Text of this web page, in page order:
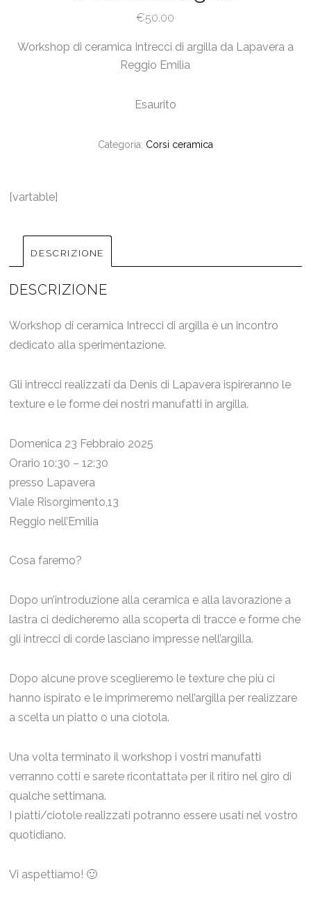
€50.00
Workshop di ceramica Intrecci di argilla da Lapavera a
Reggio Emilia
Esaurito
Categoria: Corsi ceramica
[vartable]
DESCRIZIONE
DESCRIZIONE
Workshop di ceramica Intrecci di argilla è un incontro
dedicato alla sperimentazione.
Gli intrecci realizzati da Denis di Lapavera ispireranno le
texture e le forme dei nostri manufatti in argilla.
Domenica 23 Febbraio 2025
Orario 10:30 – 12:30
presso Lapavera
Viale Risorgimento,13
Reggio nell’Emilia
Cosa faremo?
Dopo un’introduzione alla ceramica e alla lavorazione a
lastra ci dedicheremo alla scoperta di tracce e forme che
gli intrecci di corde lasciano impresse nell’argilla.
Dopo alcune prove sceglieremo le texture che più ci
hanno ispirato e le imprimeremo nell’argilla per realizzare
a scelta un piatto o una ciotola.
Una volta terminato il workshop i vostri manufatti
verranno cotti e sarete ricontattatə per il ritiro nel giro di
qualche settimana.
I piatti/ciotole realizzati potranno essere usati nel vostro
quotidiano.
Vi aspettiamo! 🙂